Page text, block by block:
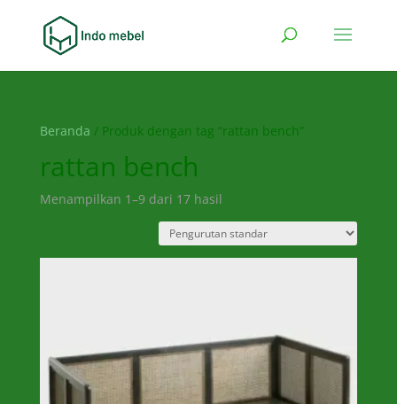
Beranda / Produk dengan tag “rattan bench”
rattan bench
Menampilkan 1–9 dari 17 hasil